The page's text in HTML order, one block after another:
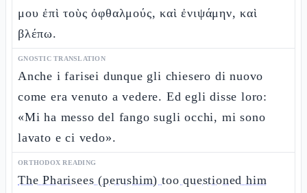
μου ἐπὶ τοὺς ὀφθαλμούς, καὶ ἐνιψάμην, καὶ
βλέπω.
GNOSTIC TRANSLATION
Anche i farisei dunque gli chiesero di nuovo
come era venuto a vedere. Ed egli disse loro:
«Mi ha messo del fango sugli occhi, mi sono
lavato e ci vedo».
ORTHODOX READING
The Pharisees (perushim) too questioned him